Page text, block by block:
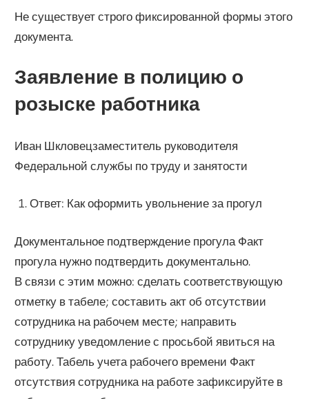
Не существует строго фиксированной формы этого
документа.
Заявление в полицию о
розыске работника
Иван Шкловецзаместитель руководителя
Федеральной службы по труду и занятости
Ответ: Как оформить увольнение за прогул
Документальное подтверждение прогула Факт
прогула нужно подтвердить документально.
В связи с этим можно: сделать соответствующую
отметку в табеле; составить акт об отсутствии
сотрудника на рабочем месте; направить
сотруднику уведомление с просьбой явиться на
работу. Табель учета рабочего времени Факт
отсутствия сотрудника на работе зафиксируйте в